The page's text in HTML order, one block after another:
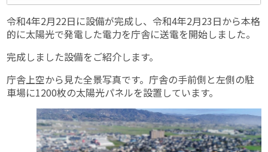
令和4年2月22日に設備が完成し、令和4年2月23日から本格
的に太陽光で発電した電力を庁舎に送電を開始しました。
完成しました設備をご紹介します。
庁舎上空から見た全景写真です。庁舎の手前側と左側の駐
車場に1200枚の太陽光パネルを設置しています。